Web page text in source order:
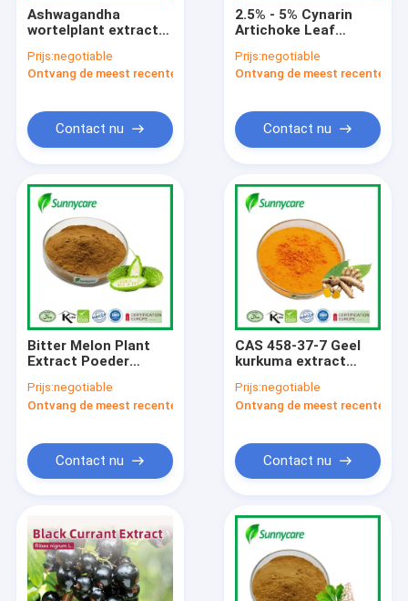
Producten
Over ons
Ashwagandha
wortelplant extract
Withanolides CAS
30655-48-2
Prijs:negotiable
Ontvang de meest recente Prijs
Contact nu
2.5% - 5% Cynarin
Artichoke Leaf
Cynara Scolymus
Extract
Prijs:negotiable
Ontvang de meest recente
Contact nu
Bitter Melon Plant
Extract Poeder
Momordica
Charantia Linn
Prijs:negotiable
Ontvang de meest recente Prijs
Contact nu
CAS 458-37-7 Geel
kurkuma extract
curcumine Curcuma
Longa extract
Prijs:negotiable
Ontvang de meest recente
Contact nu